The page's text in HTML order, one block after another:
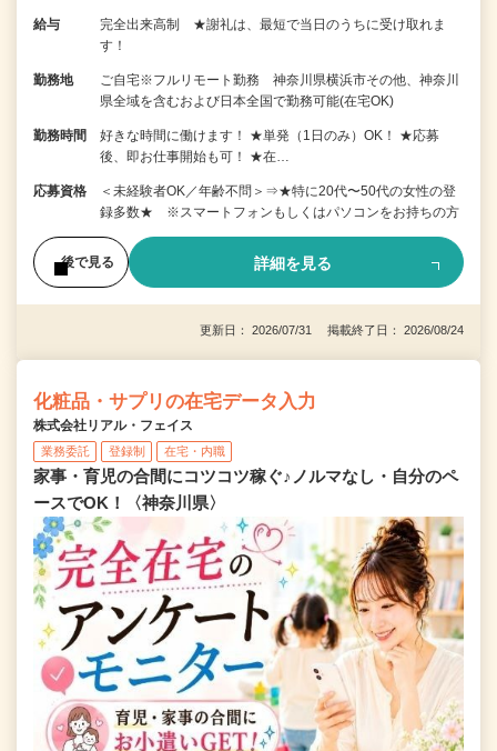
給与
完全出来高制 ★謝礼は、最短で当日のうちに受け取れま
す！
勤務地
ご自宅※フルリモート勤務 神奈川県横浜市その他、神奈川
県全域を含むおよび日本全国で勤務可能(在宅OK)
勤務時間
好きな時間に働けます！ ★単発（1日のみ）OK！ ★応募
後、即お仕事開始も可！ ★在…
応募資格
＜未経験者OK／年齢不問＞⇒★特に20代〜50代の女性の登
録多数★ ※スマートフォンもしくはパソコンをお持ちの方
後で見る 詳細を見る
更新日： 2026/07/31 掲載終了日： 2026/08/24
化粧品・サプリの在宅データ入力
株式会社リアル・フェイス
業務委託 登録制 在宅・内職
家事・育児の合間にコツコツ稼ぐ♪ノルマなし・自分のペ
ースでOK！〈神奈川県〉